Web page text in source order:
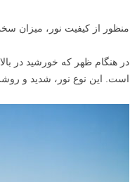
منظور از کیفیت نور، میزان
در هنگام ظهر که خورشید در
است. این نوع نور، شدید و